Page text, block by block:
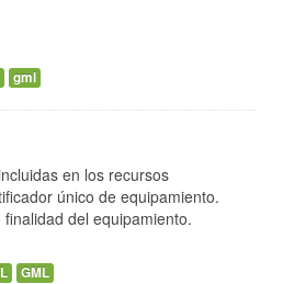
gml
en los recursos
único de equipamiento.
del equipamiento.
GML